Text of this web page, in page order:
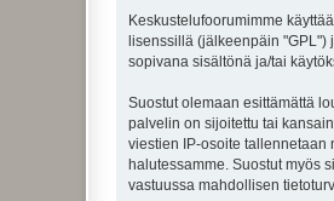
Keskustelufoorumimme
lisenssillä (jälkeenpäin "GPL")
sopivana sisältönä ja/tai
Suostut olemaan esittämättä
palvelin on sijoitettu tai
viestien IP-osoite tallennetaan
halutessamme. Suostut myös
vastuussa mahdollisen